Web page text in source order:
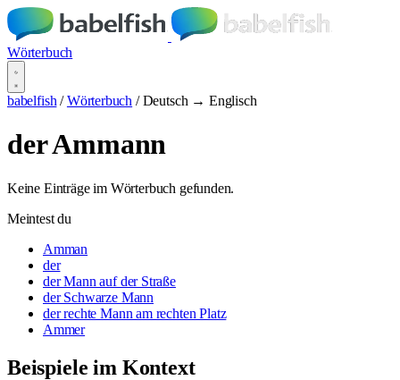
Wörterbuch
babelfish / Wörterbuch / Deutsch → Englisch
der Ammann
Keine Einträge im Wörterbuch gefunden.
Meintest du
Amman
der
der Mann auf der Straße
der Schwarze Mann
der rechte Mann am rechten Platz
Ammer
Beispiele im Kontext